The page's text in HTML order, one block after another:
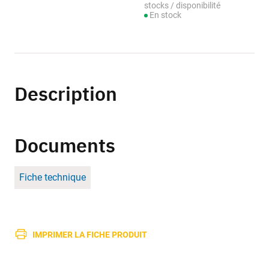
stocks / disponibilité
En stock
Description
Documents
Fiche technique
IMPRIMER LA FICHE PRODUIT